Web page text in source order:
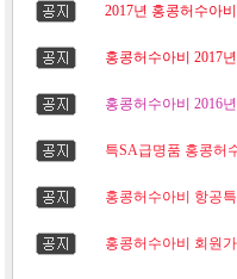
2017년 홍콩허수아
홍콩허수아비 2017
홍콩허수아비 2016
특SA급명품 홍콩허
홍콩허수아비 항공
홍콩허수아비 회원